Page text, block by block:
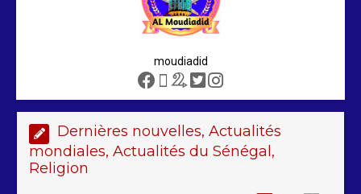
moudiadid
Dernières nouvelles, Actualités
mondiales, Actualités du Sénégal,
Religion
Sénégal – FMI : les discussions se
poursuivent autour du rapport ROSC